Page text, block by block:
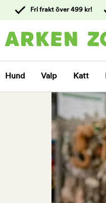
kundtjänst
Fri frakt över 499 kr!
Hund Valp Katt